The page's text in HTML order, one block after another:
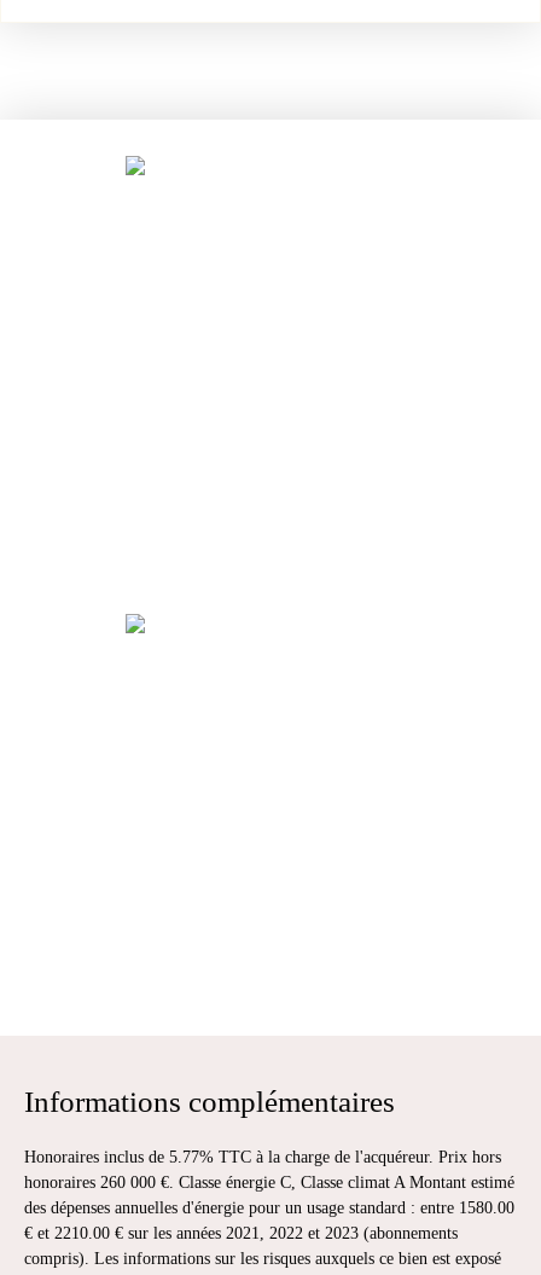
Informations complémentaires
Honoraires inclus de 5.77% TTC à la charge de l'acquéreur. Prix hors
honoraires 260 000 €. Classe énergie C, Classe climat A Montant estimé
des dépenses annuelles d'énergie pour un usage standard : entre 1580.00
€ et 2210.00 € sur les années 2021, 2022 et 2023 (abonnements
compris). Les informations sur les risques auxquels ce bien est exposé